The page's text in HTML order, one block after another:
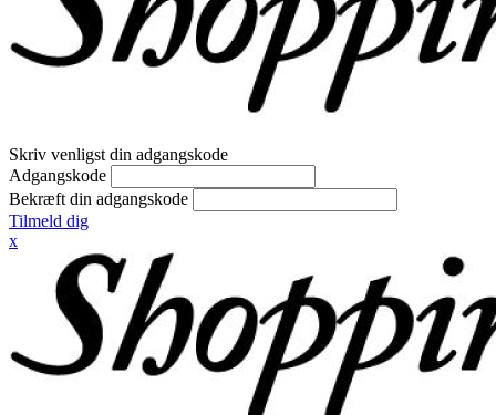
Skriv venligst din adgangskode
Adgangskode
Bekræft din adgangskode
Tilmeld dig
x